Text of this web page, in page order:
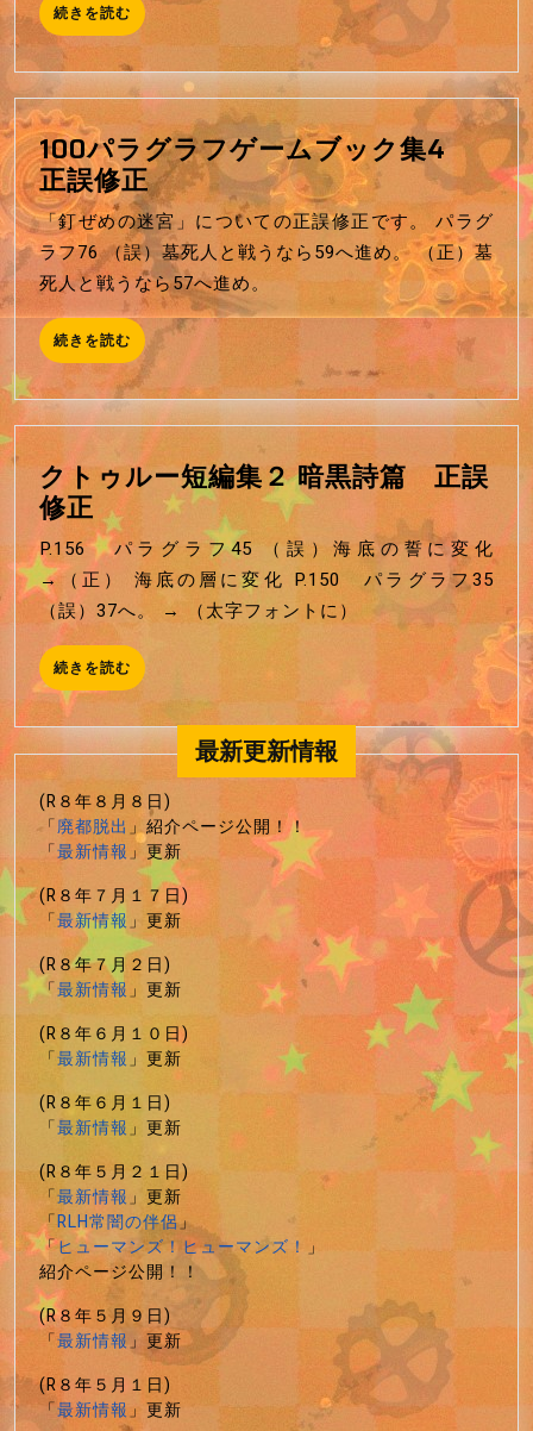
の
危
険
な
地
下
迷
宮」
（第
２
正
誤
修
正
続きを読む 続
き
読
む
100パラグラフゲームブック集4
正誤修正100
パ
ラ
グ
ラ
フ
ゲ
ー
ム
ブ
ッ
ク
集
4
正
正
「釘ぜめの迷宮」についての正誤修正です。 パラグ
ラフ76 （誤）墓死人と戦うなら59へ進め。 （正）墓
死人と戦うなら57へ進め。
続きを読む 続
き
を
読
む
クトゥルー短編集２ 暗黒詩篇 正誤
修正 ク
ト
ゥ
ル
ー
短
編
集
２
暗
黒
詩
篇
正
誤
修
正
P.156 パラグラフ45 （誤）海底の誓に変化
→（正） 海底の層に変化 P.150 パラグラフ35
（誤）37へ。 → （太字フォントに）
続きを読む 続
き
読
む
最新更新情報
(R８年８月８日)
「廃都脱出」紹介ページ公開！！
「最新情報」更新
(R８年７月１７日)
「最新情報」更新
(R８年７月２日)
「最新情報」更新
(R８年６月１０日)
「最新情報」更新
(R８年６月１日)
「最新情報」更新
(R８年５月２１日)
「最新情報」更新
「RLH常闇の伴侶」
「ヒューマンズ！ヒューマンズ！」
紹介ページ公開！！
(R８年５月９日)
「最新情報」更新
(R８年５月１日)
「最新情報」更新